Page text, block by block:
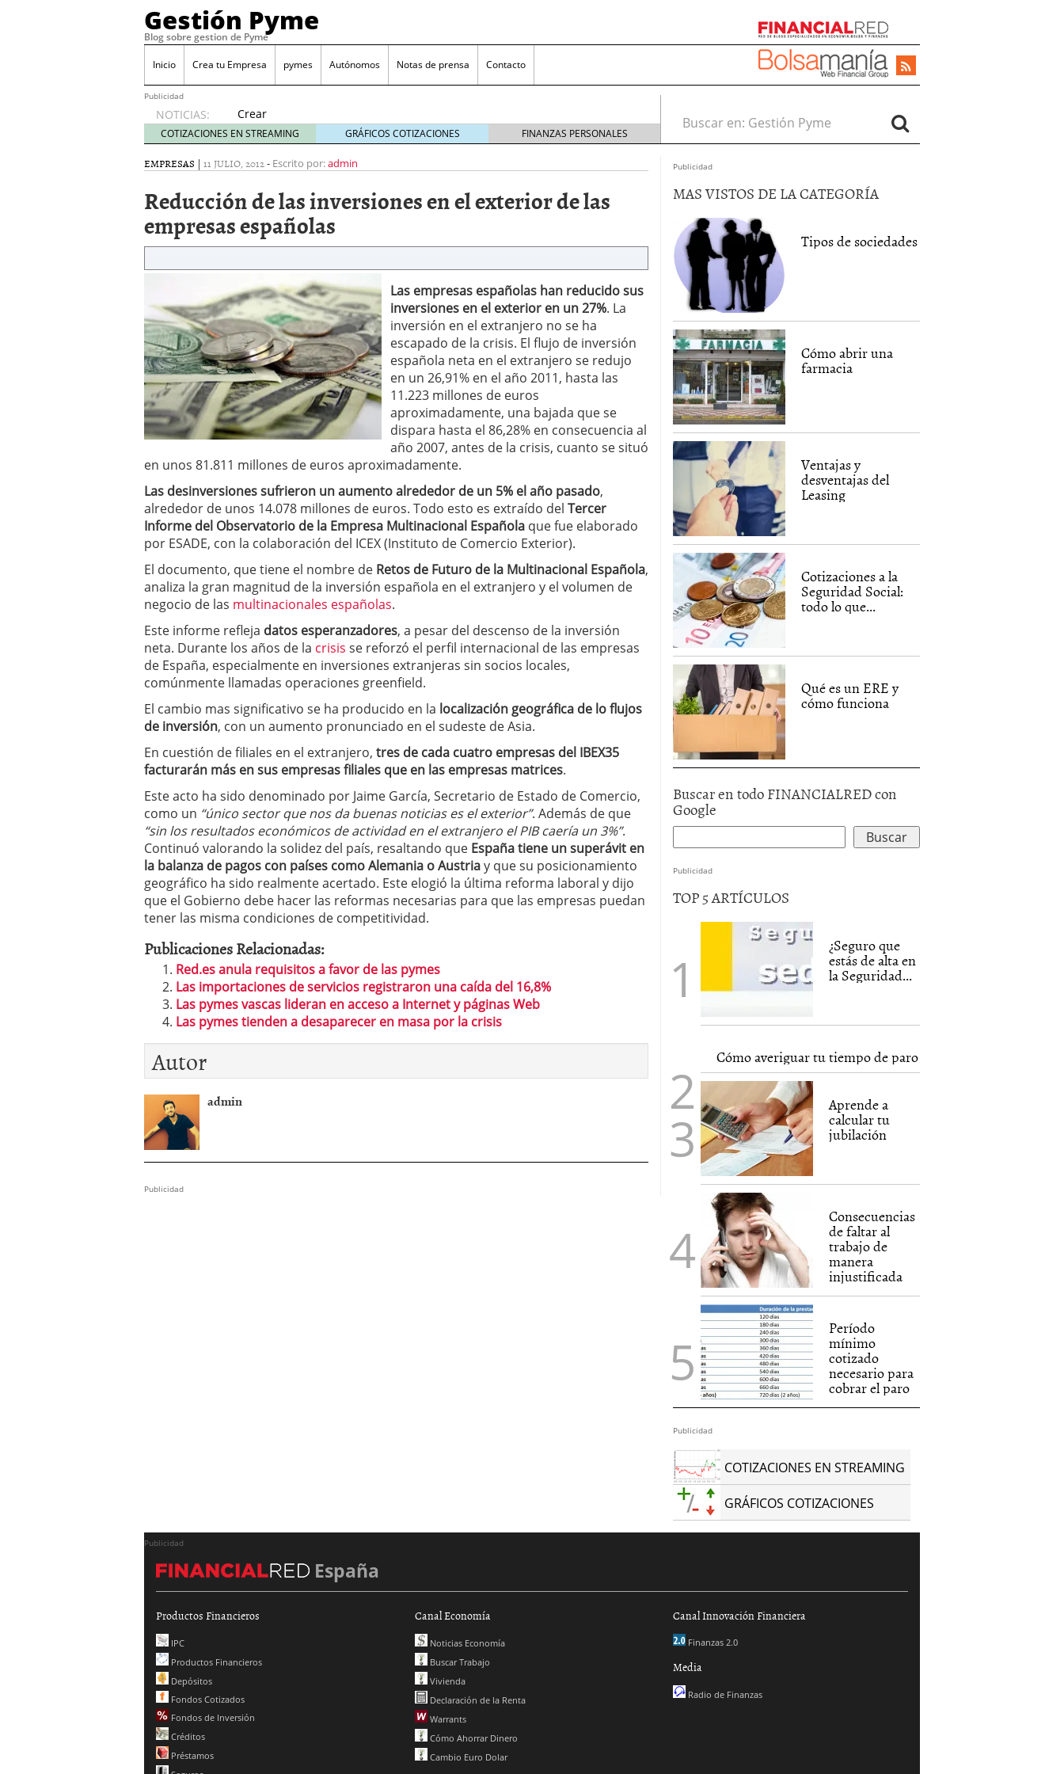
Gestión Pyme
Blog sobre gestion de Pyme
Inicio Crea tu Empresa pymes Autónomos Notas de prensa Contacto
Publicidad
NOTICIAS:
Crear
empresa
online vs
proceso
ventajas
reales
para
pymes
2026
Sobres de cartón: una inversión rentable para las pymes que venden online
septiembre 4, 2025
Cómo convertir tu negocio en un ecommerce exitoso junio 20, 2025
Los CRM: Impulsores de la Transformación Empresarial mayo 14, 2025
Reubicación internacional: guía rápida para trasladar empleados sin
errores abril 10, 2025
COTIZACIONES EN STREAMING GRÁFICOS COTIZACIONES FINANZAS PERSONALES
Buscar en:
EMPRESAS | 11 JULIO, 2012- Escrito por:admin
Reducción de las inversiones en el exterior de las
empresas españolas
Las empresas españolas han reducido sus
inversiones en el exterior en un 27%. La
inversión en el extranjero no se ha
escapado de la crisis. El flujo de inversión
española neta en el extranjero se redujo
en un 26,91% en el año 2011, hasta las
11.223 millones de euros
aproximadamente, una bajada que se
dispara hasta el 86,28% en consecuencia al
año 2007, antes de la crisis, cuanto se situó
en unos 81.811 millones de euros aproximadamente.
Las desinversiones sufrieron un aumento alrededor de un 5% el año pasado,
alrededor de unos 14.078 millones de euros. Todo esto es extraído del Tercer
Informe del Observatorio de la Empresa Multinacional Española que fue elaborado
por ESADE, con la colaboración del ICEX (Instituto de Comercio Exterior).
El documento, que tiene el nombre de Retos de Futuro de la Multinacional Española,
analiza la gran magnitud de la inversión española en el extranjero y el volumen de
negocio de las multinacionales españolas.
Este informe refleja datos esperanzadores, a pesar del descenso de la inversión
neta. Durante los años de la crisis se reforzó el perfil internacional de las empresas
de España, especialmente en inversiones extranjeras sin socios locales,
comúnmente llamadas operaciones greenfield.
El cambio mas significativo se ha producido en la localización geográfica de lo flujos
de inversión, con un aumento pronunciado en el sudeste de Asia.
En cuestión de filiales en el extranjero, tres de cada cuatro empresas del IBEX35
facturarán más en sus empresas filiales que en las empresas matrices.
Este acto ha sido denominado por Jaime García, Secretario de Estado de Comercio,
como un “único sector que nos da buenas noticias es el exterior”. Además de que
“sin los resultados económicos de actividad en el extranjero el PIB caería un 3%”.
Continuó valorando la solidez del país, resaltando que España tiene un superávit en
la balanza de pagos con países como Alemania o Austriay que su posicionamiento
geográfico ha sido realmente acertado. Este elogió la última reforma laboral y dijo
que el Gobierno debe hacer las reformas necesarias para que las empresas puedan
tener las misma condiciones de competitividad.
Publicaciones Relacionadas:
Red.es anula requisitos a favor de las pymes
Las importaciones de servicios registraron una caída del 16,8%
Las pymes vascas lideran en acceso a Internet y páginas Web
Las pymes tienden a desaparecer en masa por la crisis
Autor
admin
Publicidad
Publicidad
MAS VISTOS DE LA CATEGORÍA
Tipos de sociedades
Cómo abrir una
farmacia
Ventajas y
desventajas del
Leasing
Cotizaciones a la
Seguridad Social:
todo lo que...
Qué es un ERE y
cómo funciona
Buscar en todo FINANCIALRED con
Google
Publicidad
TOP 5 ARTÍCULOS
¿Seguro que
estás de alta en
la Seguridad...
Cómo averiguar tu tiempo de paro
Aprende a
calcular tu
jubilación
Consecuencias
de faltar al
trabajo de
manera
injustificada
Período
mínimo
cotizado
necesario para
cobrar el paro
Publicidad
COTIZACIONES EN STREAMING
GRÁFICOS COTIZACIONES
Publicidad
España
Productos Financieros
IPC
Productos Financieros
Depósitos
Fondos Cotizados
Fondos de Inversión
Créditos
Préstamos
Canal Economía
Noticias Economía
Buscar Trabajo
Vivienda
Declaración de la Renta
Warrants
Cómo Ahorrar Dinero
Cambio Euro Dolar
Canal Innovación Financiera
Finanzas 2.0
Media
Radio de Finanzas